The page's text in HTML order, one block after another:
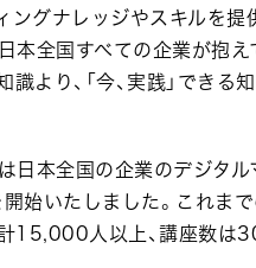
ングナレッジやスキルを提
本全国すべての企業が抱
識より、「今、実践」でき
日本全国の企業のデジタ
始いたしました。これま
15,000人以上、講座数は